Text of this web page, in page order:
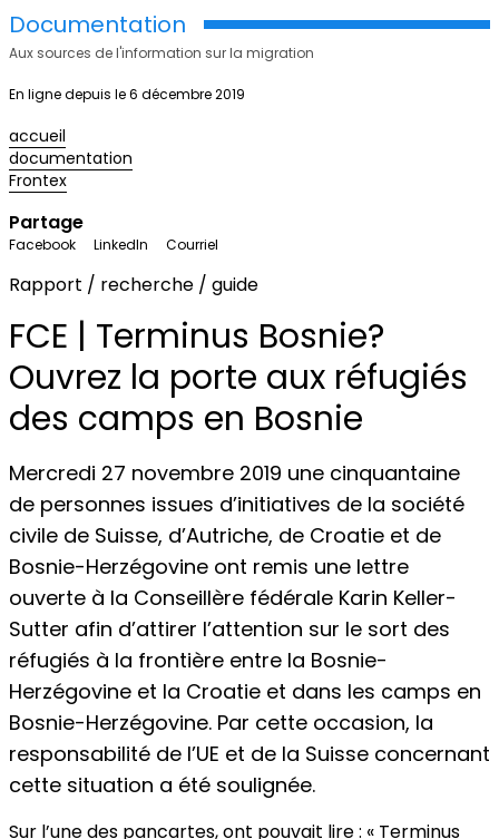
Documentation
Aux sources de l'information sur la migration
En ligne depuis le 6 décembre 2019
accueil
documentation
Frontex
Partage
Facebook LinkedIn Courriel
Rapport / recherche / guide
FCE | Terminus Bosnie?
Ouvrez la porte aux réfugiés
des camps en Bosnie
Mercredi 27 novembre 2019 une cinquantaine
de personnes issues d’initiatives de la société
civile de Suisse, d’Autriche, de Croatie et de
Bosnie-Herzégovine ont remis une lettre
ouverte à la Conseillère fédérale Karin Keller-
Sutter afin d’attirer l’attention sur le sort des
réfugiés à la frontière entre la Bosnie-
Herzégovine et la Croatie et dans les camps en
Bosnie-Herzégovine. Par cette occasion, la
responsabilité de l’UE et de la Suisse concernant
cette situation a été soulignée.
Sur l’une des pancartes, ont pouvait lire : « Terminus